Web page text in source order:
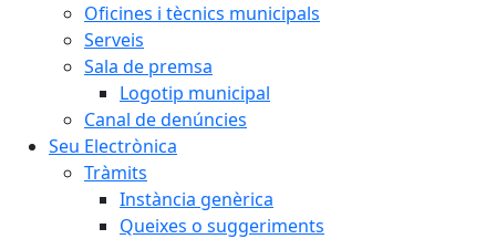
Oficines i tècnics municipals
Serveis
Sala de premsa
Logotip municipal
Canal de denúncies
Seu Electrònica
Tràmits
Instància genèrica
Queixes o suggeriments